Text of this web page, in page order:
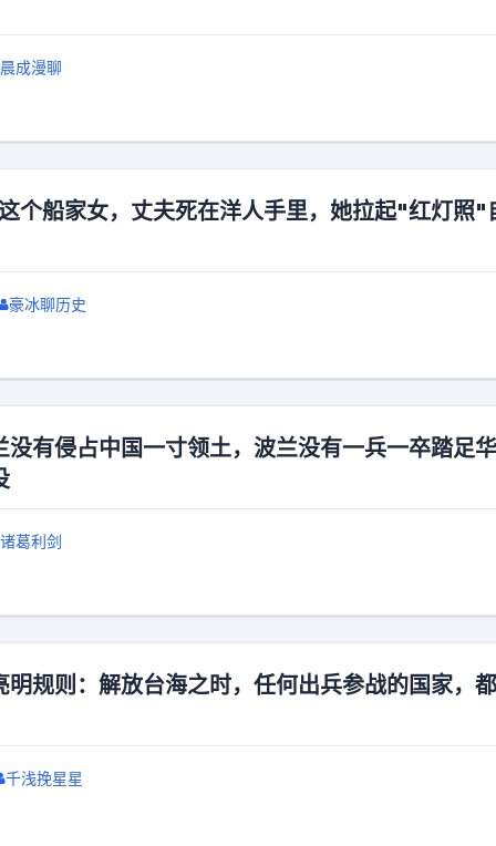
晨成漫聊
个船家女，丈夫死在洋人手里，她拉起"红灯照"
豪冰聊历史
没有侵占中国一寸领土，波兰没有一兵一卒踏足
诸葛利剑
明规则：解放台海之时，任何出兵参战的国家，
千浅挽星星